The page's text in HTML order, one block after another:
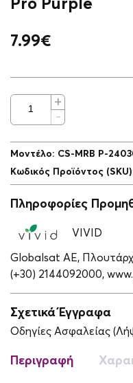
Pro Purple
7.99€
Μοντέλο: CS-MRB P-
Κωδικός Προϊόντος (SKU)
Πληροφορίες
VIVID
Globalsat ΑΕ,
(+30) 2144092000,
Σχετικά Έγγραφα
Οδηγίες Ασφαλείας
Περιγραφή